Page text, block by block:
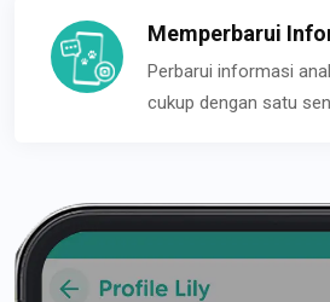
Memperbarui
Perbarui informasi
cukup dengan satu